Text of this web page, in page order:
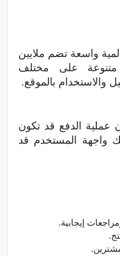
واسعة تضم ملايين
متنوعة على مختلف
والاستخدام بالموقع.
عملية الدفع قد تكون
واجهة المستخدم قد
إيجابية.